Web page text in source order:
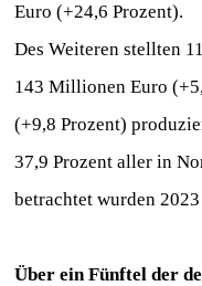
Euro (+24,6 Prozent).
Des Weiteren stellten
143 Millionen Euro
(+9,8 Prozent)
37,9 Prozent aller in
betrachtet wurden
Über ein Fünftel der